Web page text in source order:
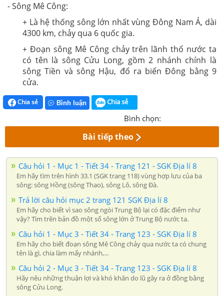
- Sông Mê Công:
+ Là hệ thống sông lớn nhất vùng Đông Nam Á, dài
4300 km, chảy qua 6 quốc gia.
+ Đoạn sông Mê Công chảy trên lãnh thổ nước ta
có tên là sông Cửu Long, gồm 2 nhánh chính là
sông Tiền và sông Hậu, đổ ra biển Đông bằng 9
cửa.
Chia sẻ Bình luận Chia sẻ
Bình chọn:
Bài tiếp theo
Câu hỏi 1 - Mục 1 - Tiết 34 - Trang 121 - SGK Địa lí 8
Em hãy tìm trên hình 33.1 (SGK trang 118) vùng hợp lưu của ba
sông: sông Hồng (sông Thao), sông Lô, sông Đà.
Trả lời câu hỏi mục 2 trang 121 SGK Địa lí 8
Em hãy cho biết vì sao sông ngòi Trung Bộ lại có đặc điểm như
vậy? Tìm trên bản đồ một số sông lớn ở Trung Bộ nước ta.
Câu hỏi 1 - Mục 3 - Tiết 34 - Trang 123 - SGK Địa lí 8
Em hãy cho biết đoạn sông Mê Công chảy qua nước ta có chung
tên là gì, chia làm mấy nhánh,...
Câu hỏi 2 - Mục 3 - Tiết 34 - Trang 123 - SGK Địa lí 8
Hãy nêu những thuận lợi và khó khăn do lũ gây ra ở đồng bằng
sông Cửu Long.